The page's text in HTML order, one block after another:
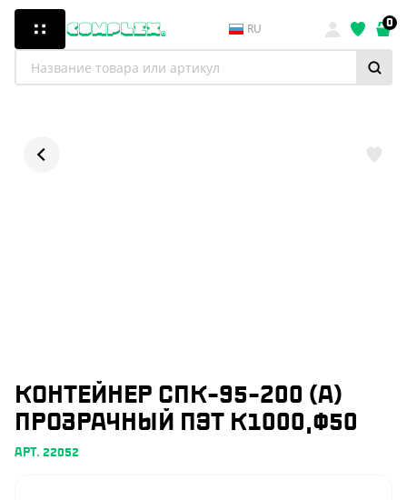
RU 0
КОНТЕЙНЕР СПК-95-200 (А)
ПРОЗРАЧНЫЙ ПЭТ К1000,Ф50
АРТ. 22052